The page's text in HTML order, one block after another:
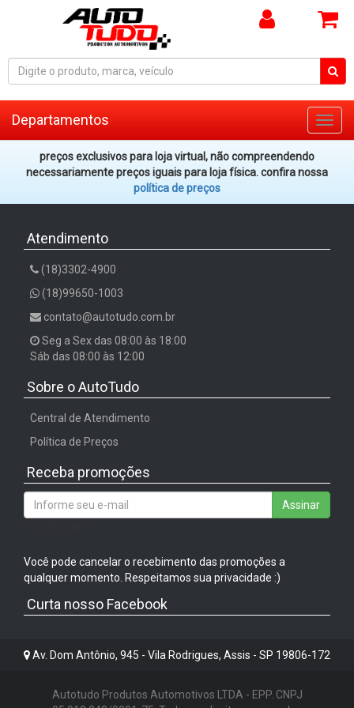
Departamentos
preços exclusivos para loja virtual, não compreendendo
necessariamente preços iguais para loja física. confira nossa
política de preços
Atendimento
(18)3302-4900
(18)99650-1003
contato@autotudo.com.br
Seg a Sex das 08:00 às 18:00
Sáb das 08:00 às 12:00
Sobre o AutoTudo
Central de Atendimento
Política de Preços
Receba promoções
Assinar
Você pode cancelar o recebimento das promoções a
qualquer momento. Respeitamos sua privacidade :)
Curta nosso Facebook
Av. Dom Antônio, 945 - Vila Rodrigues, Assis - SP 19806-172
Autotudo Produtos Automotivos LTDA - EPP. CNPJ